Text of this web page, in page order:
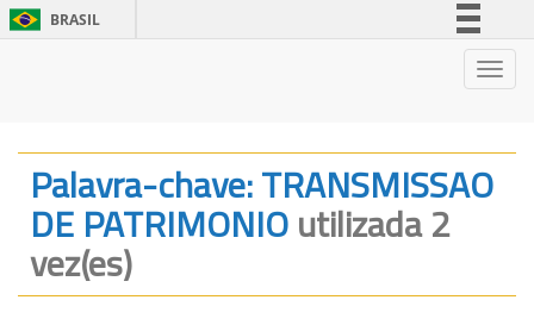
BRASIL
Legislação
Canais
Palavra-chave: TRANSMISSAO
DE PATRIMONIOutilizada 2
vez(es)